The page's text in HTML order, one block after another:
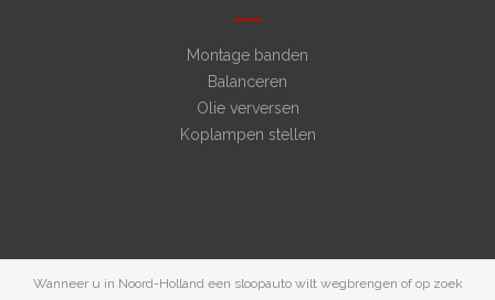
Montage banden
Balanceren
Olie verversen
Koplampen stellen
Wanneer u in Noord-Holland een sloopauto wilt wegbrengen of op zoek